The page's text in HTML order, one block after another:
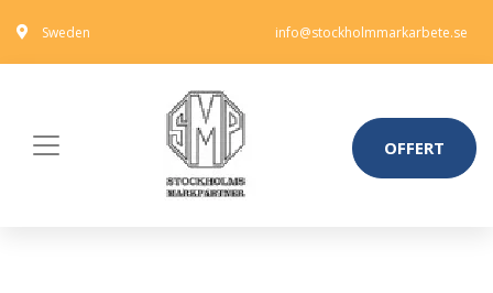
Sweden info@stockholmmarkarbete.se
OFFERT